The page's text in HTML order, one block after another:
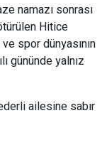
namazı sonrası
Hitice
spor dünyasının
gününde yalnız
ailesine sabır